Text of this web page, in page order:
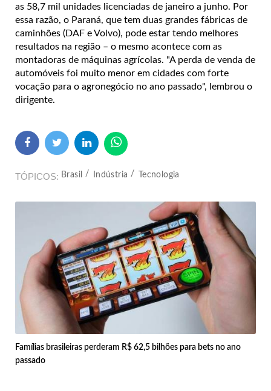
as 58,7 mil unidades licenciadas de janeiro a junho. Por
essa razão, o Paraná, que tem duas grandes fábricas de
caminhões (DAF e Volvo), pode estar tendo melhores
resultados na região – o mesmo acontece com as
montadoras de máquinas agrícolas. "A perda de venda de
automóveis foi muito menor em cidades com forte
vocação para o agronegócio no ano passado", lembrou o
dirigente.
TÓPICOS Brasil Indústria Tecnologia
Famílias brasileiras perderam R$ 62,5 bilhões para bets no ano
passado